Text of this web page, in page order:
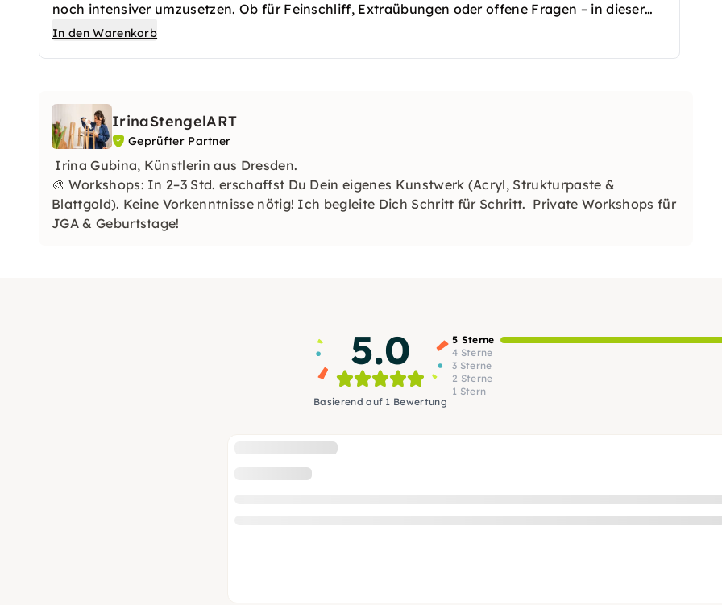
noch intensiver umzusetzen. Ob für Feinschliff, Extraübungen oder offene Fragen – in dieser
Zusatzstunde steht Dir die volle Aufmerksamkeit der Kursleitung zur Verfügung. Perfekt, um
In den Warenkorb
IrinaStengelART
Geprüfter Partner
Irina Gubina, Künstlerin aus Dresden.
🎨 Workshops: In 2–3 Std. erschaffst Du Dein eigenes Kunstwerk (Acryl, Strukturpaste &
Blattgold). Keine Vorkenntnisse nötig! Ich begleite Dich Schritt für Schritt. Private Workshops für
JGA & Geburtstage!
5.0
Basierend auf 1 Bewertung
5 Sterne
4 Sterne
3 Sterne
2 Sterne
1 Stern